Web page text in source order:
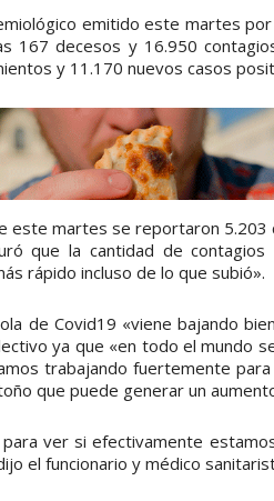
emitido este martes
167 decesos y 16.950
y 11.170 nuevos casos
este martes se reportaron
que la cantidad de
rápido incluso de lo que subió».
de Covid19 «viene bajando
ya que «en todo el mundo
trabajando fuertemente
que puede generar un
ver si efectivamente
el funcionario y médico